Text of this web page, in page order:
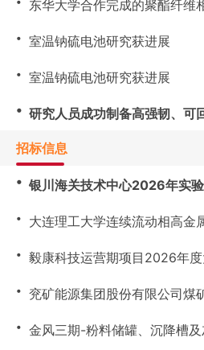
东华大学合作完成的聚酯纤维
・ 室温钠硫电池研究获进展
・ 室温钠硫电池研究获进展
・ 研究人员成功制备高强韧、可
招标信息
・ 银川海关技术中心2026年实
・ 大连理工大学连续流动相高金
・ 毅康科技运营期项目2026年
・ 兖矿能源集团股份有限公司煤
・ 金风三期-粉料储罐、沉降槽